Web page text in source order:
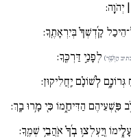
קָ֜דְשְׁךָ֗ בְּיִרְאָתֶֽךָ:
הַוְשַׁ֖ר) לְפָנַ֣י דַּרְכֶּֽךָ:
לְ֜שׁוֹנָ֗ם יַֽחֲלִיקֽוּן:
פִּ֖שְׁעֵיהֶם הַדִּיחֵ֑מוֹ כִּ֖י מָ֥רוּ בָֽךְ:
וְֽיַעְלְצ֥וּ בְ֜ךָ֗ אֹֽהֲבֵ֥י שְׁמֶֽךָ: